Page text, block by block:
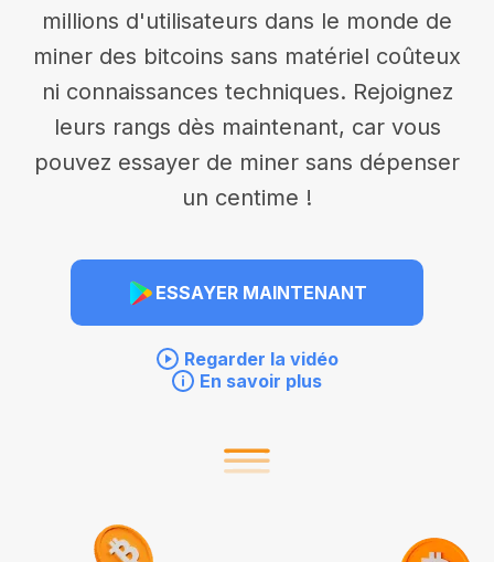
millions d'utilisateurs dans le monde de
miner des bitcoins sans matériel coûteux
ni connaissances techniques. Rejoignez
leurs rangs dès maintenant, car vous
pouvez essayer de miner sans dépenser
un centime !
ESSAYER MAINTENANT
Regarder la vidéo
En savoir plus